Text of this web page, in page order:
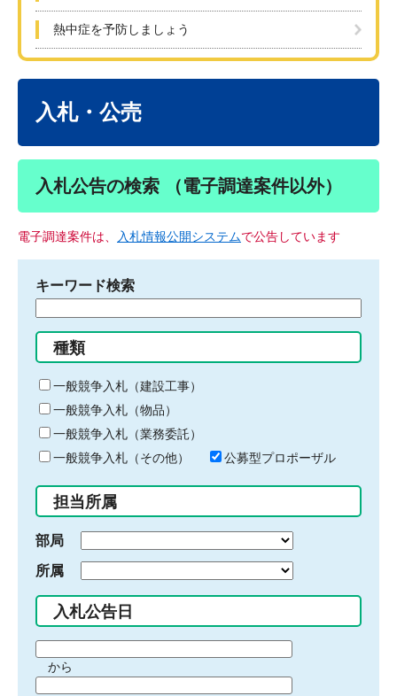
熱中症を予防しましょう
入札・公売
入札公告の検索 （電子調達案件以外）
電子調達案件は、 入札情報公開システムで公告しています
キーワード検索
る
キ
ー
ワ
ー
ド
入
力
種類
一般競争入札（建設工事）
一般競争入札（物品）
一般競争入札（業務委託）
一般競争入札（その他）
公募型プロポーザル
担当所属
部局
所属
入札公告日
間から